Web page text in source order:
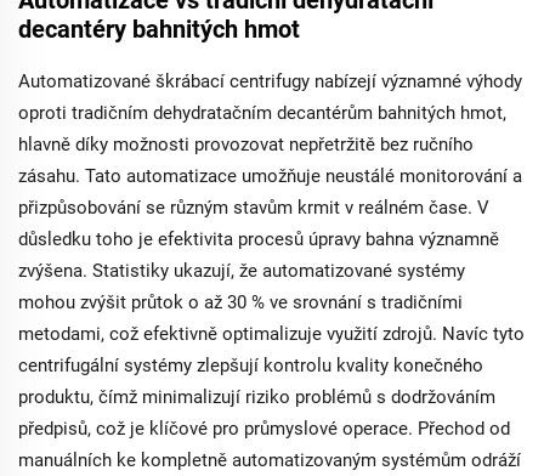
minimalizovaným
vibracím zatížením.
decantéry bahnitých hmot
Automatizované škrábací centrifugy nabízejí významné výhody
oproti tradičním dehydratačním decantérům bahnitých hmot,
hlavně díky možnosti provozovat nepřetržitě bez ručního
zásahu. Tato automatizace umožňuje neustálé monitorování a
přizpůsobování se různým stavům krmit v reálném čase. V
důsledku toho je efektivita procesů úpravy bahna významně
zvýšena. Statistiky ukazují, že automatizované systémy
mohou zvýšit průtok o až 30 % ve srovnání s tradičními
metodami, což efektivně optimalizuje využití zdrojů. Navíc tyto
centrifugální systémy zlepšují kontrolu kvality konečného
produktu, čímž minimalizují riziko problémů s dodržováním
předpisů, což je klíčové pro průmyslové operace. Přechod od
manuálních ke kompletně automatizovaným systémům odráží